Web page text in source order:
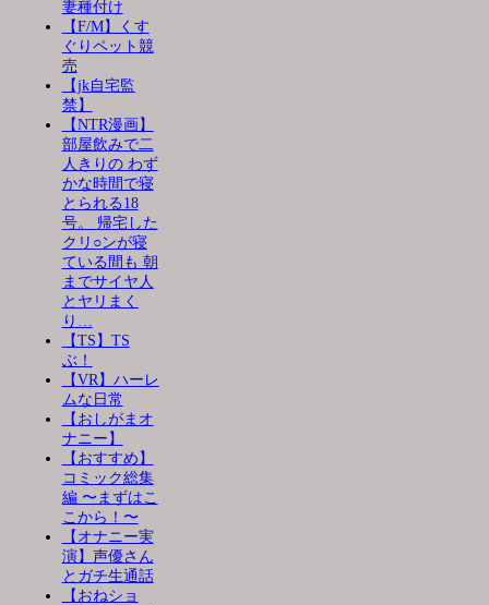
妻種付け
【F/M】くす
ぐりペット競
売
【jk自宅監
禁】
【NTR漫画】
部屋飲みで二
人きりの わず
かな時間で寝
とられる18
号。 帰宅した
クリ○ンが寝
ている間も 朝
までサイヤ人
とヤリまく
り…
【TS】TS
ぶ！
【VR】ハーレ
ムな日常
【おしがまオ
ナニー】
【おすすめ】
コミック総集
編 〜まずはこ
こから！〜
【オナニー実
演】声優さん
とガチ生通話
【おねショ